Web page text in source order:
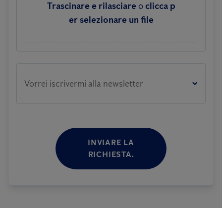
Trascinare e rilasciare o clicca p
er selezionare un file
Vorrei iscrivermi alla newsletter
INVIARE LA
RICHIESTA.